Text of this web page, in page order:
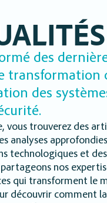
des
transformation
des
vous trouverez des
analyses
technologiques et
nos
qui transforment le
découvrir comment